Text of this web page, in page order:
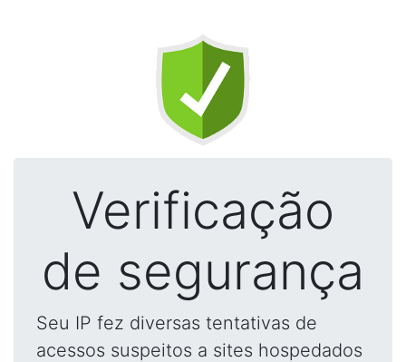
Verificação
de segurança
Seu IP fez diversas tentativas de
acessos suspeitos a sites hospedados